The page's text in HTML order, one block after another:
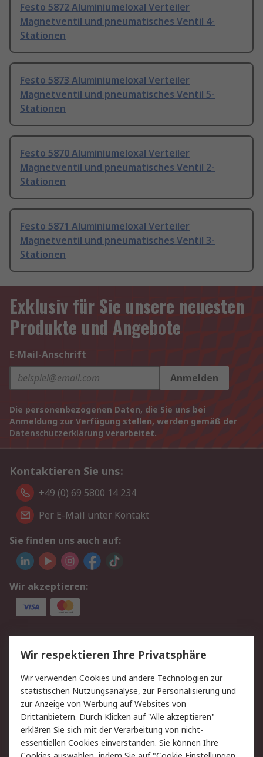
Festo 5872 Aluminiumeloxal Verteiler
Magnetventil und pneumatisches Ventil 4-
Stationen
Festo 5873 Aluminiumeloxal Verteiler
Magnetventil und pneumatisches Ventil 5-
Stationen
Festo 5870 Aluminiumeloxal Verteiler
Magnetventil und pneumatisches Ventil 2-
Stationen
Festo 5871 Aluminiumeloxal Verteiler
Magnetventil und pneumatisches Ventil 3-
Stationen
Exklusiv für Sie unsere neuesten
Produkte und Angebote
E-Mail-Anschrift
Anmelden
Die personenbezogenen Daten, die Sie uns bei
Anmeldung zur Verfügung stellen, werden gemäß der
Datenschutzerklärung verarbeitet.
Kontaktieren Sie uns:
+49 (0) 69 5800 14 234
Per E-Mail unter Kontakt
Sie finden uns auch auf:
Wir akzeptieren:
Service
Value Added Services
Lieferlösungen
Rücksendungen
Kontakt
Hilfe
Privatkunden
Rechtliches
AGB Datenschutz
Wir respektieren Ihre Privatsphäre
Wir verwenden Cookies und andere Technologien zur
statistischen Nutzungsanalyse, zur Personalisierung und
zur Anzeige von Werbung auf Websites von
Drittanbietern. Durch Klicken auf "Alle akzeptieren"
erklären Sie sich mit der Verarbeitung von nicht-
essentiellen Cookies einverstanden. Sie können Ihre